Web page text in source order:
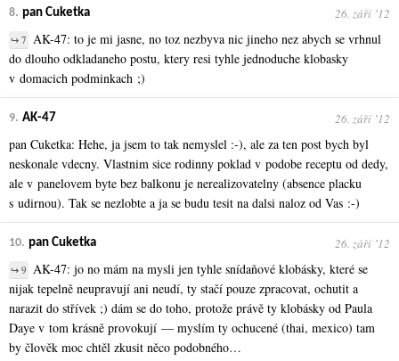
8. pan Cuketka 26. září ʼ12
↪ 7 AK-47: to je mi jasne, no toz nezbyva nic jineho nez abych se vrhnul
do dlouho odkladaneho postu, ktery resi tyhle jednoduche klobasky
v domacich podminkach ;)
9. AK-47 26. září ʼ12
pan Cuketka: Hehe, ja jsem to tak nemyslel :-), ale za ten post bych byl
neskonale vdecny. Vlastnim sice rodinny poklad v podobe receptu od dedy,
ale v panelovem byte bez balkonu je nerealizovatelny (absence placku
s udirnou). Tak se nezlobte a ja se budu tesit na dalsi naloz od Vas :-)
10. pan Cuketka 26. září ʼ12
↪ 9 AK-47: jo no mám na mysli jen tyhle snídaňové klobásky, které se
nijak tepelně neupravují ani neudí, ty stačí pouze zpracovat, ochutit a
narazit do střívek ;) dám se do toho, protože právě ty klobásky od Paula
Daye v tom krásně provokují — myslím ty ochucené (thai, mexico) tam
by člověk moc chtěl zkusit něco podobného…